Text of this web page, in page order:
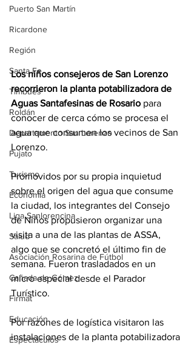
Puerto San Martín
Ricardone
Región
Santa Fe
Timbúes
Roldán
Departamento San Lorenzo
Pujato
Turismo
Economía
Liga Sanlorencina
Salud
Asociación Rosarina de Fútbol
Cañada de Gómez
Firmat
Educación
Espectáculos
Los niños consejeros de San Lorenzo
recorrieron la planta potabilizadora de
Aguas Santafesinas de Rosario para
conocer de cerca cómo se procesa el
agua que consumen los vecinos de San
Lorenzo.
Promovidos por su propia inquietud
sobre el origen del agua que consume
la ciudad, los integrantes del Consejo
de Niños propusieron organizar una
visita a una de las plantas de ASSA,
algo que se concretó el último fin de
semana. Fueron trasladados en un
micro especial desde el Parador
Turístico.
Por razones de logística visitaron las
instalaciones de la planta potabilizadora